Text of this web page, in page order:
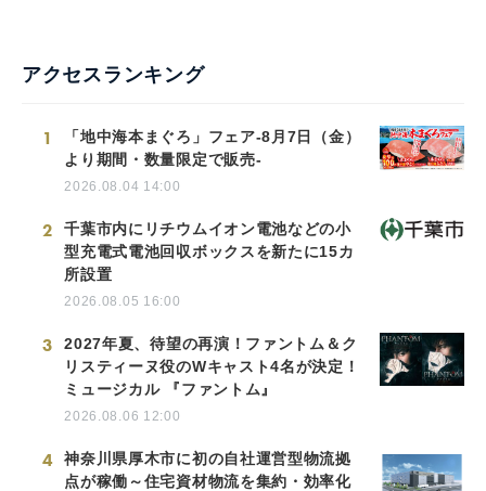
アクセスランキング
1
「地中海本まぐろ」フェア-8月7日（金）
より期間・数量限定で販売-
2026.08.04 14:00
2
千葉市内にリチウムイオン電池などの小
型充電式電池回収ボックスを新たに15カ
所設置
2026.08.05 16:00
3
2027年夏、待望の再演！ファントム＆ク
リスティーヌ役のWキャスト4名が決定！
ミュージカル 『ファントム』
2026.08.06 12:00
4
神奈川県厚木市に初の自社運営型物流拠
点が稼働～住宅資材物流を集約・効率化